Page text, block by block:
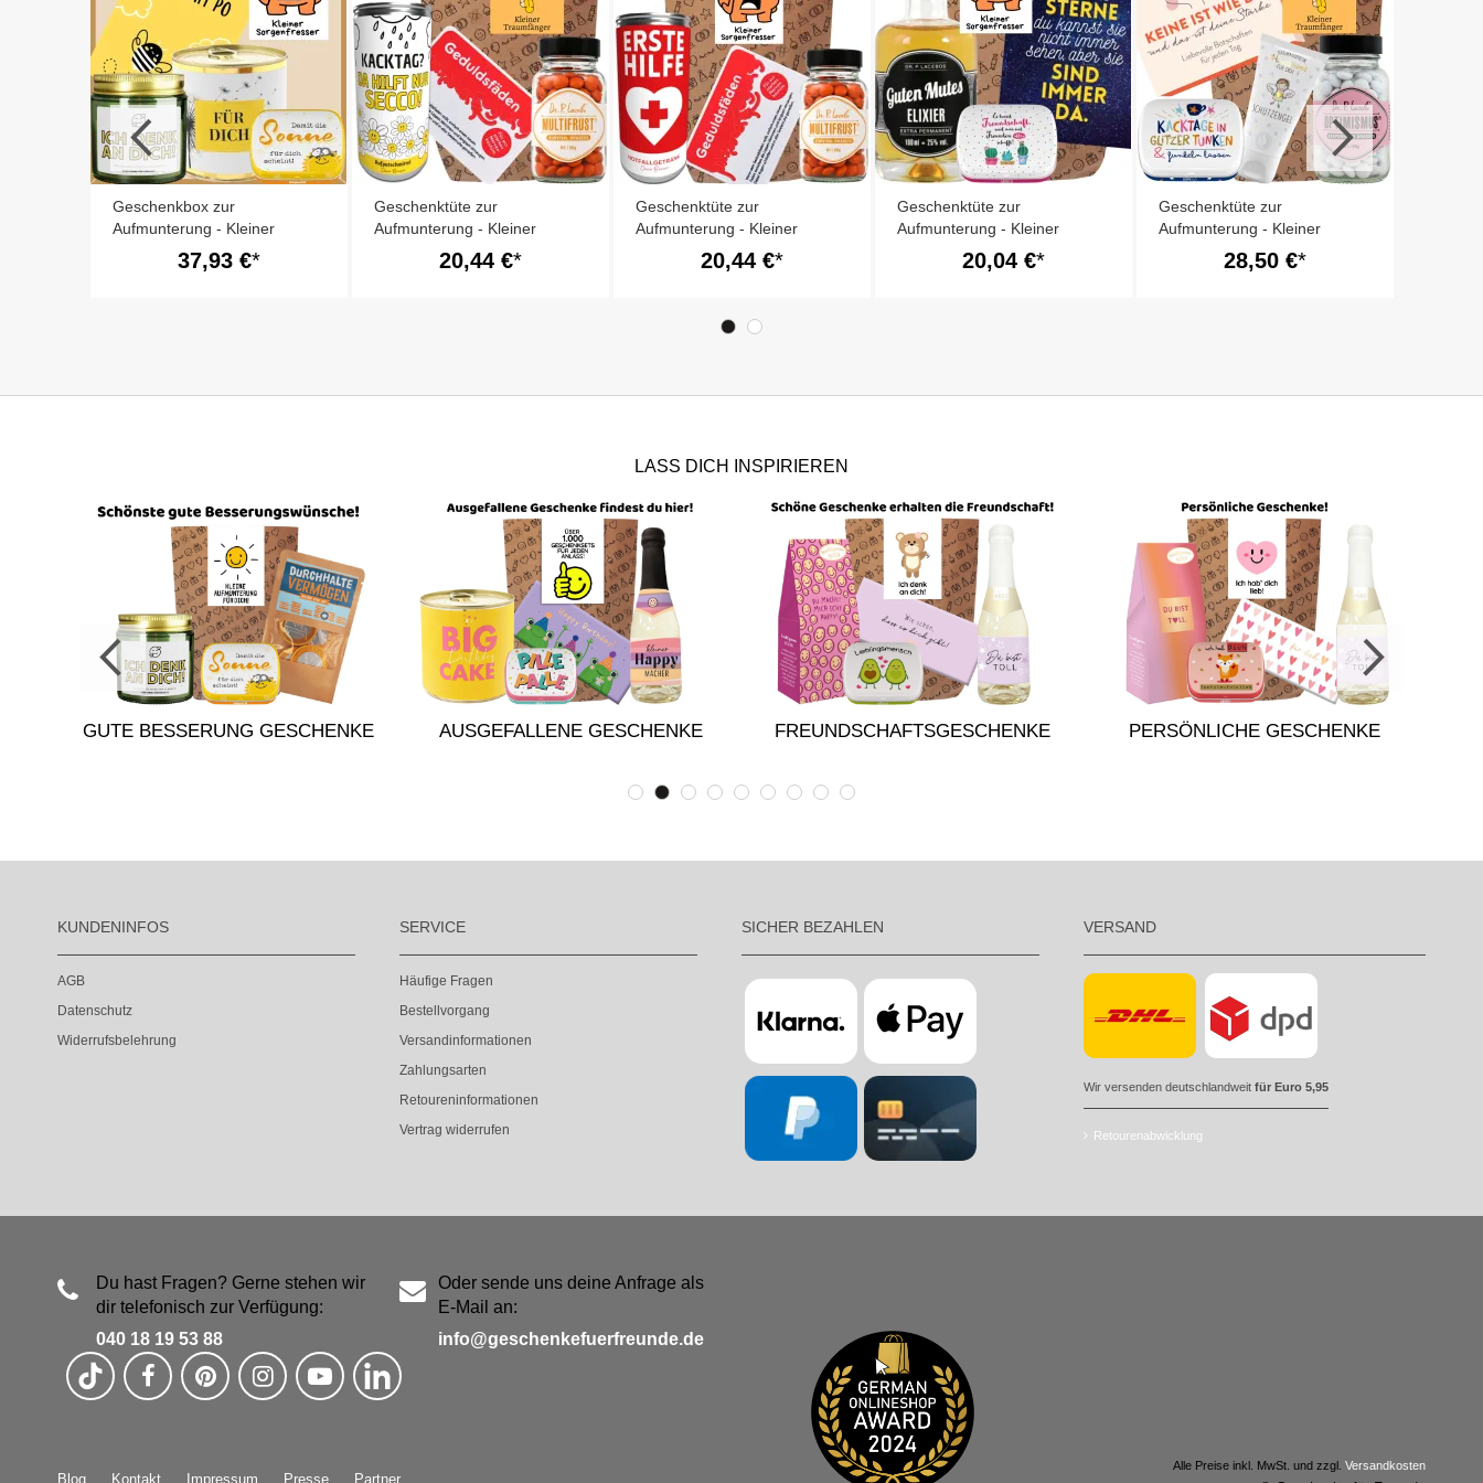
Geschenkbox zur
Aufmunterung - Kleiner
Sorgenfresser (Set 1)
37,93 €
Geschenktüte zur
Aufmunterung - Kleiner
Traumfänger (Set 9)
20,44 €
Geschenktüte zur
Aufmunterung - Kleiner
Sorgenfresser (Set 8)
20,44 €
Geschenktüte zur
Aufmunterung - Kleiner
Sorgenfresser (Set 3)
20,04 €
Geschenktüte zur
Aufmunterung - Kleiner
Traumfänger (Set 2)
28,50 €
LASS DICH INSPIRIEREN
GUTE BESSERUNG GESCHENKE AUSGEFALLENE GESCHENKE FREUNDSCHAFTSGESCHENKE PERSÖNLICHE GESCHENKE
KUNDENINFOS
AGB
Datenschutz
Widerrufsbelehrung
SERVICE
Häufige Fragen
Bestellvorgang
Versandinformationen
Zahlungsarten
Retoureninformationen
Vertrag widerrufen
SICHER BEZAHLEN VERSAND
Wir versenden deutschlandweit für Euro 5,95
Retourenabwicklung
Du hast Fragen? Gerne stehen wir
dir telefonisch zur Verfügung:
040 18 19 53 88
Oder sende uns deine Anfrage als
E-Mail an:
info@geschenkefuerfreunde.de
Blog Kontakt Impressum Presse Partner
Alle Preise inkl. MwSt. und zzgl. Versandkosten